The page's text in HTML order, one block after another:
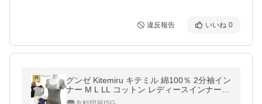
違反報告 いいね 0
グンゼ Kitemiru キテミル 綿100％ 2分袖イン
ナー M L LL コットン レディースインナー
婦人肌着 半袖 トップス 女性 柔らか天然素材